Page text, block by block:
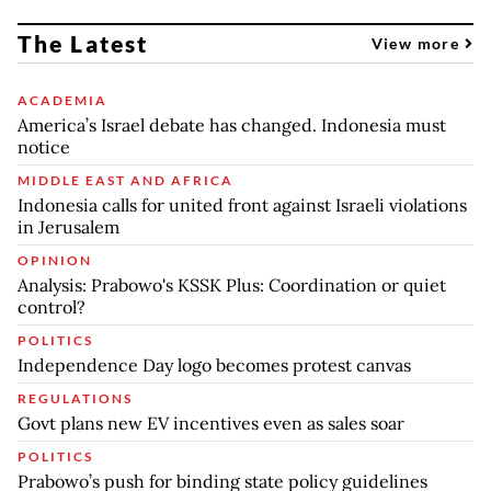
The Latest View more
ACADEMIA
America’s Israel debate has changed. Indonesia must
notice
MIDDLE EAST AND AFRICA
Indonesia calls for united front against Israeli violations
in Jerusalem
OPINION
Analysis: Prabowo's KSSK Plus: Coordination or quiet
control?
POLITICS
Independence Day logo becomes protest canvas
REGULATIONS
Govt plans new EV incentives even as sales soar
POLITICS
Prabowo’s push for binding state policy guidelines